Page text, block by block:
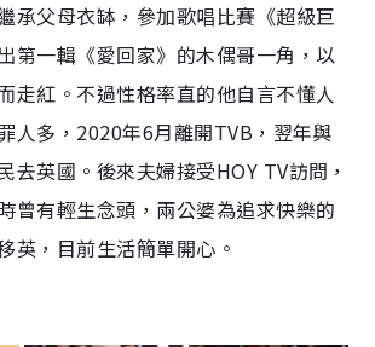
承父母衣缽，參加歌唱比賽《超級巨
第一輯《愛回家》的木偶哥一角，以
走紅。不過性格率直的他自言不懂人
人多，2020年6月離開TVB，翌年與
去英國。後來夫婦接受HOY TV訪問，
曾有輕生念頭，兩公婆為追求快樂的
英，目前生活簡單開心。